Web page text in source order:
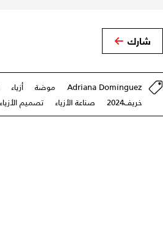
شارك
Adriana Domínguez موضة أزياء
خريف2024
صناعة الأزياء تصميم الأزياء